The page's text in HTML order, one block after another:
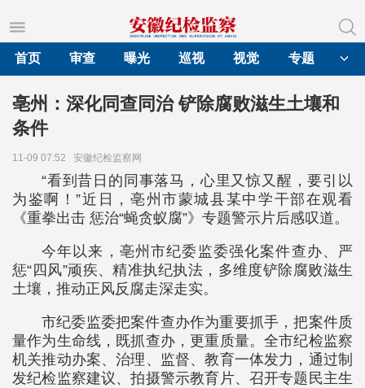
首页
审查 曝光 巡视 视觉 专题
亳州：深化同查同治 铲除腐败滋生土壤和
条件
11-09 07:52 安徽纪检监察网
“看到昔日的同事落马，心里又惊又醒，要引以
为鉴啊！”近日，亳州市蒙城县某中学干部在观看
《重拳出击 惩治“蝇贪蚁腐”》专题警示片后感叹道。
今年以来，亳州市纪委监委强化案件查办、严
惩“四风”顽疾、精准执纪执法，多维度铲除腐败滋生
土壤，推动正风反腐走深走实。
市纪委监委把案件查办作为重要抓手，把案件质
量作为生命线，既抓查办，更重质量。全市纪检监察
机关推动办案、治理、监督、教育一体发力，通过制
发纪检监察建议、拍摄警示教育片、召开专题民主生